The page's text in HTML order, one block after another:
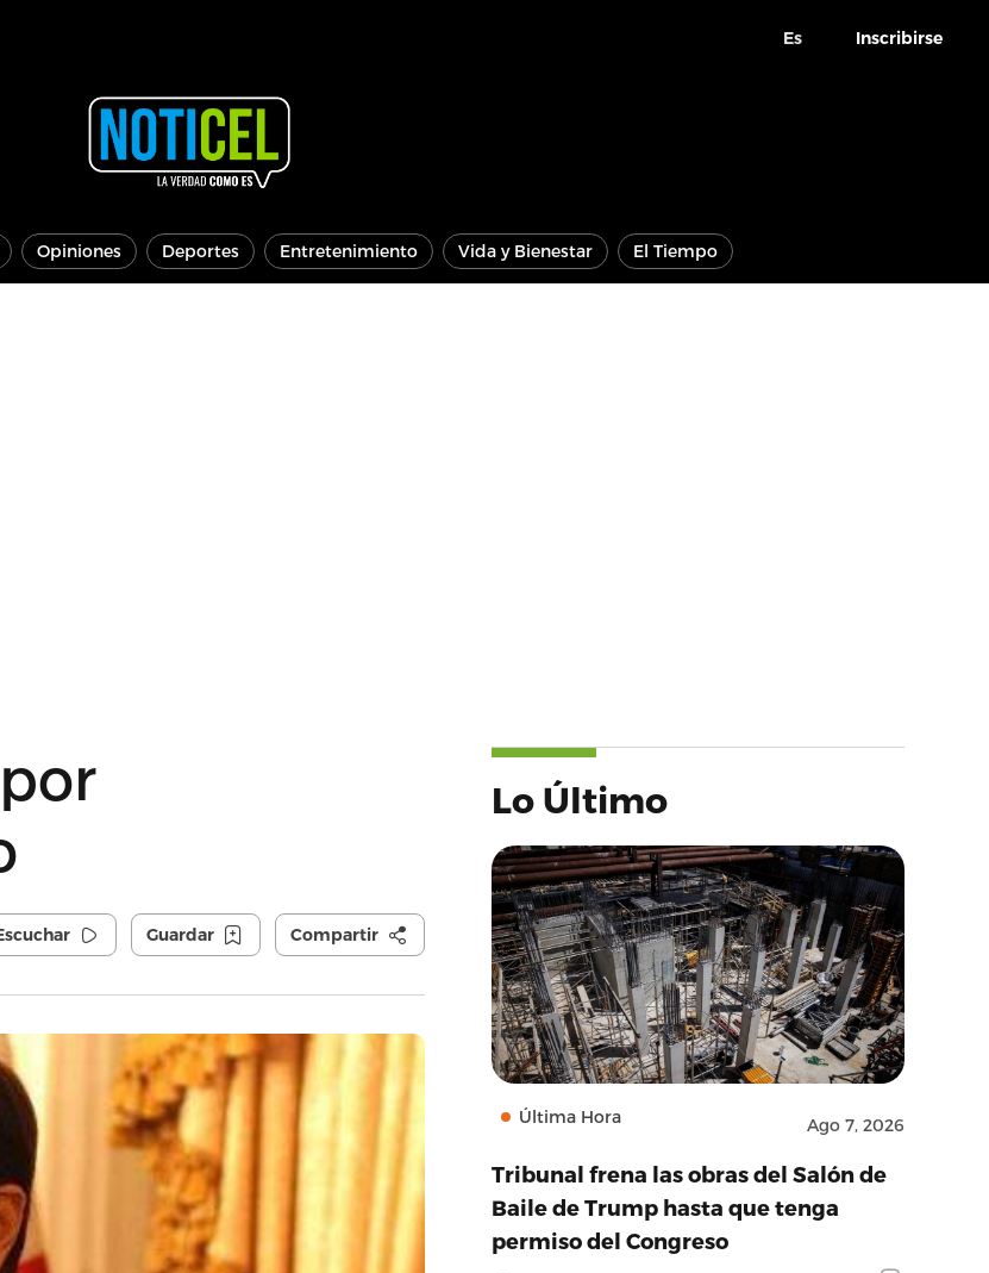
Es Inscribirse
Opiniones Deportes Entretenimiento Vida y Bienestar El Tiempo
Guardar Compartir
Lo Último
Última Hora Ago 7, 2026
Tribunal frena las obras del Salón de
Baile de Trump hasta que tenga
permiso del Congreso